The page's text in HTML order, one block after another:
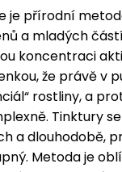
je přírodní
a mladých
koncentraci
že právě v
rostliny, a
Tinktury
a dlouhodobě,
Metoda je